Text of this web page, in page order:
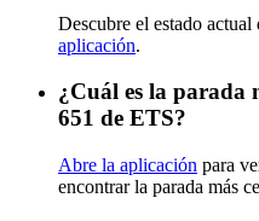
Descubre el estado
aplicación.
¿Cuál es la parada
651 de ETS?
Abre la aplicación para
encontrar la parada más